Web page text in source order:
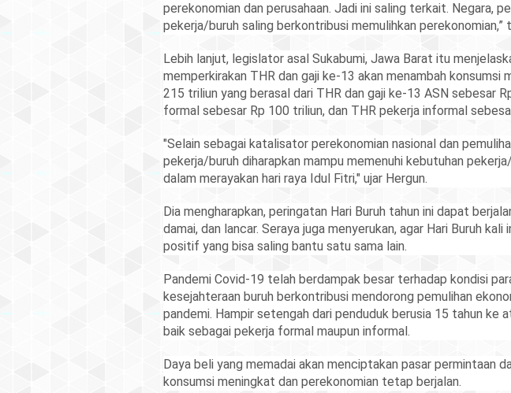
perekonomian dan perusahaan. Jadi ini saling terkait. Negara,
pekerja/buruh saling berkontribusi memulihkan perekonomian,”
Lebih lanjut, legislator asal Sukabumi, Jawa Barat itu
memperkirakan THR dan gaji ke-13 akan menambah konsumsi
215 triliun yang berasal dari THR dan gaji ke-13 ASN sebesar
formal sebesar Rp 100 triliun, dan THR pekerja informal
"Selain sebagai katalisator perekonomian nasional dan
pekerja/buruh diharapkan mampu memenuhi kebutuhan
dalam merayakan hari raya Idul Fitri," ujar Hergun.
Dia mengharapkan, peringatan Hari Buruh tahun ini dapat
damai, dan lancar. Seraya juga menyerukan, agar Hari Buruh kali
positif yang bisa saling bantu satu sama lain.
Pandemi Covid-19 telah berdampak besar terhadap kondisi
kesejahteraan buruh berkontribusi mendorong pemulihan
pandemi. Hampir setengah dari penduduk berusia 15 tahun ke
baik sebagai pekerja formal maupun informal.
Daya beli yang memadai akan menciptakan pasar permintaan
konsumsi meningkat dan perekonomian tetap berjalan.